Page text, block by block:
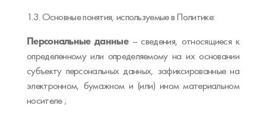
1.3. Основные понятия, используемые в Политике:
Персональные данные– сведения, относящиеся к
определенному или определяемому на их основании
субъекту персональных данных, зафиксированные на
электронном, бумажном и (или) ином материальном
носителе ;